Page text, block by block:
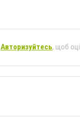
Авторизуйтесь, щоб